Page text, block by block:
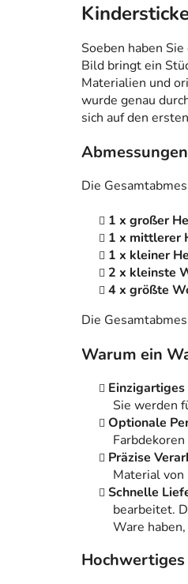
Soeben haben
Bild bringt ein
Materialien und
wurde genau
sich auf den
Die
1 x großer
1 x mittlerer
1 x kleiner
2 x kleinste
4 x größte
Die
Warum ein
Sie werden
Optionale
Präzise
Material von
Schnelle
bearbeitet.
Ware